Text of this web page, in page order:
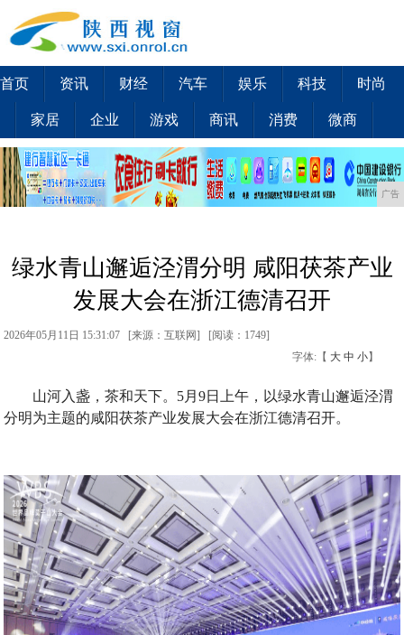
首页 资讯 财经 汽车 娱乐 科技 时尚
家居 企业 游戏 商讯 消费 微商
广告
绿水青山邂逅泾渭分明 咸阳茯茶产业
发展大会在浙江德清召开
2026年05月11日 15:31:07 [来源：互联网] [阅读：1749]
字体:【 大 中 小】
山河入盏，茶和天下。5月9日上午，以绿水青山邂逅泾渭
分明为主题的咸阳茯茶产业发展大会在浙江德清召开。